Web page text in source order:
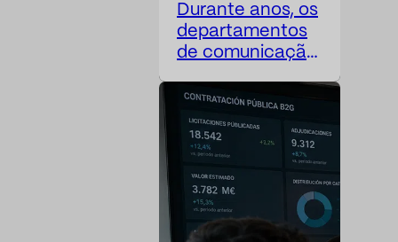
Durante anos, os
departamentos
de comunicação
um paradoxo
difícil: seu
trabalho é cada
vez mais
estratégico, mas
suas métricas
permanecem,